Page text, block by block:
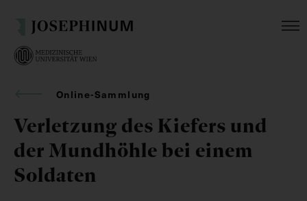
Online-Sammlung
Verletzung des Kiefers und
der Mundhöhle bei einem
Soldaten